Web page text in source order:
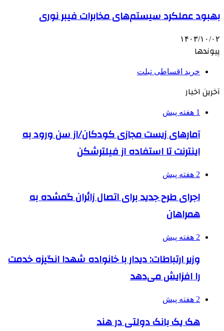
بهبود عملکرد سیستم‌های مخابرات فیبر نوری
۱۴۰۳/۱۰/۰۲
پیوندها
خرید اقساطی تبلت
آخرین اخبار
1 هفته پیش
آمارهای زیست مجازی کودکان/از سن ورود به
اینترنت تا استفاده از فیلترشکن
2 هفته پیش
اجرای طرح جدید برای اتصال زائران گمشده به
همراهان
2 هفته پیش
وزیر ارتباطات: دیدار با خانواده شهدا انگیزه خدمت
را افزایش می‌دهد
2 هفته پیش
هک یک بانک دولتی در هند